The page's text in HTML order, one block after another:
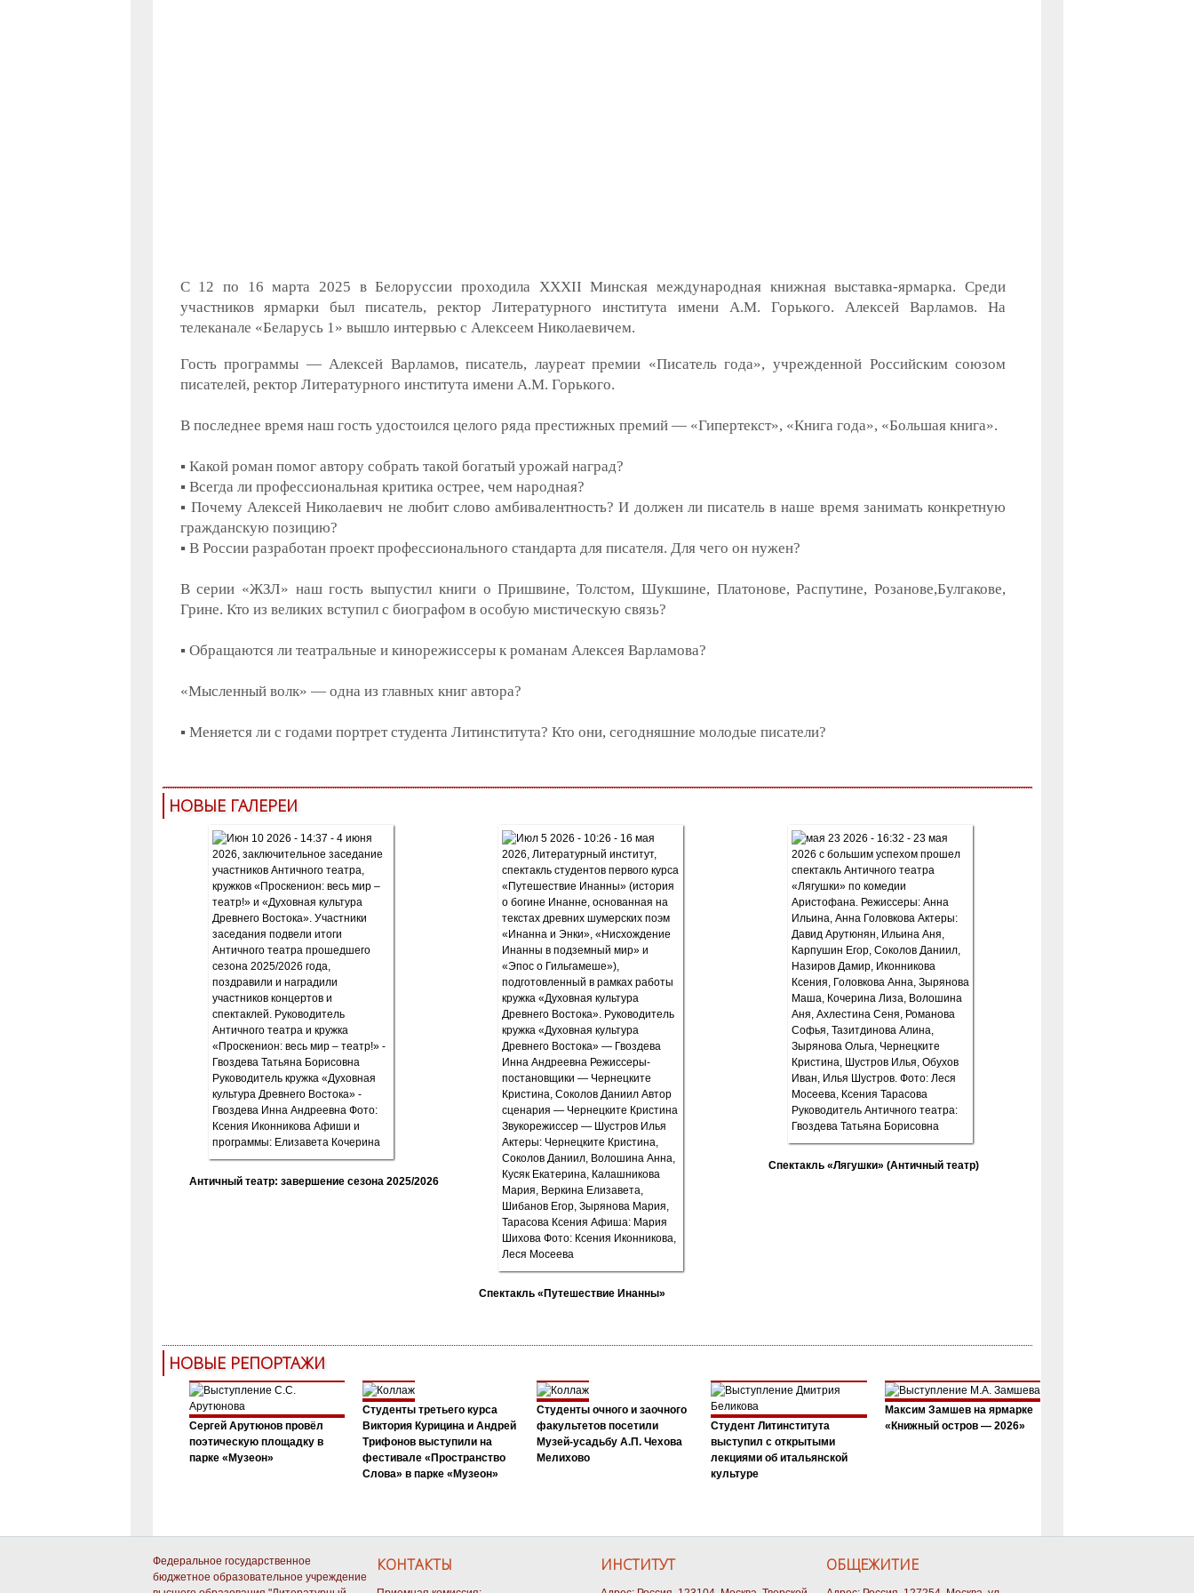
С 12 по 16 марта 2025 в Белоруссии проходила XXXII Минская международная книжная выставка-ярмарка. Среди
участников ярмарки был писатель, ректор Литературного института имени А.М. Горького. Алексей Варламов. На
телеканале «Беларусь 1» вышло интервью с Алексеем Николаевичем.
Гость программы — Алексей Варламов, писатель, лауреат премии «Писатель года», учрежденной Российским союзом
писателей, ректор Литературного института имени А.М. Горького.
В последнее время наш гость удостоился целого ряда престижных премий — «Гипертекст», «Книга года», «Большая книга».
▪ Какой роман помог автору собрать такой богатый урожай наград?
▪ Всегда ли профессиональная критика острее, чем народная?
▪ Почему Алексей Николаевич не любит слово амбивалентность? И должен ли писатель в наше время занимать конкретную
гражданскую позицию?
▪ В России разработан проект профессионального стандарта для писателя. Для чего он нужен?
В серии «ЖЗЛ» наш гость выпустил книги о Пришвине, Толстом, Шукшине, Платонове, Распутине, Розанове,Булгакове,
Грине. Кто из великих вступил с биографом в особую мистическую связь?
▪ Обращаются ли театральные и кинорежиссеры к романам Алексея Варламова?
«Мысленный волк» — одна из главных книг автора?
▪ Меняется ли с годами портрет студента Литинститута? Кто они, сегодняшние молодые писатели?
НОВЫЕ ГАЛЕРЕИ
Античный театр: завершение сезона 2025/2026
Спектакль «Путешествие Инанны»
Спектакль «Лягушки» (Античный театр)
НОВЫЕ РЕПОРТАЖИ
Сергей Арутюнов провёл
поэтическую площадку в
парке «Музеон»
Студенты третьего курса
Виктория Курицина и Андрей
Трифонов выступили на
фестивале «Пространство
Слова» в парке «Музеон»
Студенты очного и заочного
факультетов посетили
Музей-усадьбу А.П. Чехова
Мелихово
Студент Литинститута
выступил с открытыми
лекциями об итальянской
культуре
Максим Замшев на ярмарке
«Книжный остров — 2026»
Федеральное государственное
бюджетное образовательное учреждение
КОНТАКТЫ ИНСТИТУТ ОБЩЕЖИТИЕ